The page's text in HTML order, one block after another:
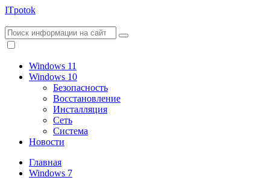
ITpotok
Windows 11
Windows 10
Безопасность
Восстановление
Инсталляция
Сеть
Система
Новости
Главная
Windows 7